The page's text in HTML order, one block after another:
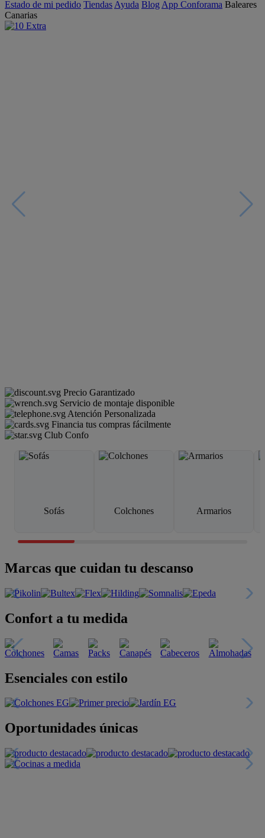
Estado de mi pedido Tiendas Ayuda Blog App Conforama Baleares
Canarias
Precio Garantizado
Servicio de montaje disponible
Atención Personalizada
Financia tus compras fácilmente
Club Confo
Sofás Colchones Armarios
Marcas que cuidan tu descanso
Confort a tu medida
Esenciales con estilo
Oportunidades únicas